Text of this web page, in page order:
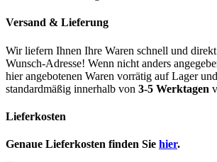
Versand & Lieferung
Wir liefern Ihnen Ihre Waren schnell und
Wunsch-Adresse! Wenn nicht anders
hier angebotenen Waren vorrätig auf Lager
standardmäßig innerhalb von 3-5 Werktagen
Lieferkosten
Genaue Lieferkosten finden Sie hier.